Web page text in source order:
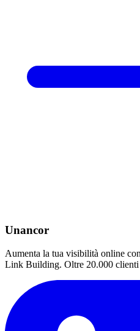
Unancor
Aumenta la tua visibilità online
Link Building. Oltre 20.000